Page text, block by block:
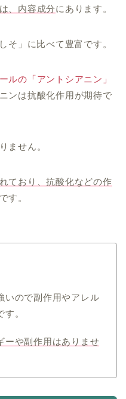
、内容成分にあります。
そ」に比べて豊富です。
ルの「アントシアニン」
ンは抗酸化作用が期待で
ません。
ており、抗酸化などの作
す。
いので副作用やアレル
。
ーや副作用はありませ